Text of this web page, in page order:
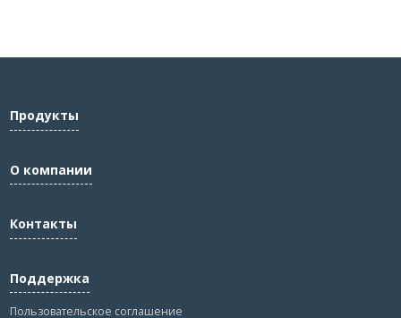
Продукты
О компании
Контакты
Поддержка
Пользовательское соглашение